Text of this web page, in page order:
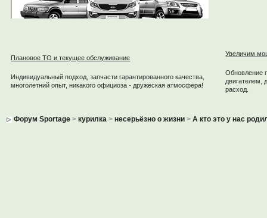
Плановое ТО и текущее обслуживание
Индивидуальный подход, запчасти гарантированного качества,
многолетний опыт, никакого официоза - дружеская атмосфера!
Увеличим
Обновление
двигателем,
расход.
Форум Sportage> курилка> несерьёзно о жизни> А кто это у нас